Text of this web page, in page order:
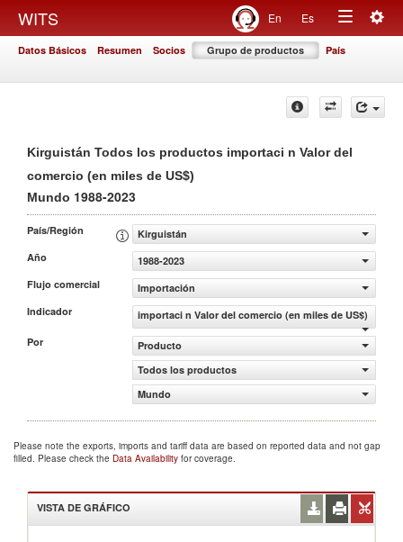
WITS En Es
Toggle
Datos Básicos Resumen Socios Grupo de productos País
Kirguistán Todos los productos importaci n Valor del
comercio (en miles de US$)
Mundo 1988-2023
País/Región
Kirguistán
Año
1988-2023
Flujo comercial
Importación
Indicador
importaci n Valor del comercio (en miles de US$)
Por
Producto
Todos los productos
Mundo
Please note the exports, imports and tariff data are based on reported data and not gap
filled. Please check the Data Availability for coverage.
VISTA DE GRÁFICO